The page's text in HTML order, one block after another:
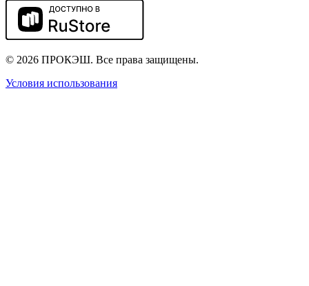
© 2026 ПРОКЭШ. Все права защищены.
Условия использования